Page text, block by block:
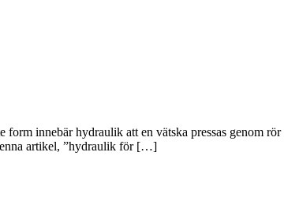
innebär hydraulik att en vätska pressas genom rör
artikel, ”hydraulik för […]